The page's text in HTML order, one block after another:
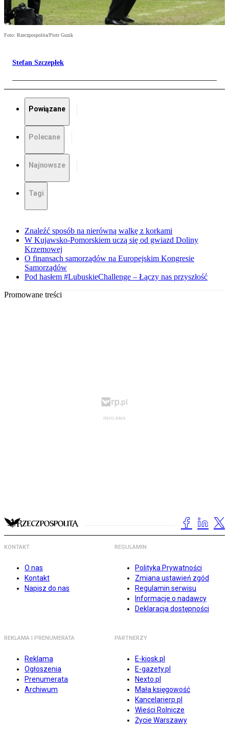
Foto: Rzeczpospolita/Piotr Guzik
Stefan Szczepłek
Powiązane
Polecane
Najnowsze
Tagi
Znaleźć sposób na nierówną walkę z korkami
W Kujawsko-Pomorskiem uczą się od gwiazd Doliny
Krzemowej
O finansach samorządów na Europejskim Kongresie
Samorządów
Pod hasłem #LubuskieChallenge – Łączy nas przyszłość
Promowane treści
KONTAKT
O nas
Kontakt
Napisz do nas
REGULAMIN
Polityka Prywatności
Zmiana ustawień zgód
Regulamin serwisu
Informacje o nadawcy
Deklaracja dostępności
REKLAMA I PRENUMERATA
Reklama
Ogłoszenia
Prenumerata
Archiwum
PARTNERZY
E-kiosk.pl
E-gazety.pl
Nexto.pl
Mała księgowość
Kancelarierp.pl
Wieści Rolnicze
Życie Warszawy